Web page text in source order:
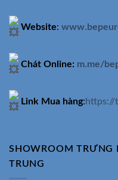
Website:
Chát Online: m.me/
Link Mua hàng:
SHOWROOM TRƯNG
TRUNG